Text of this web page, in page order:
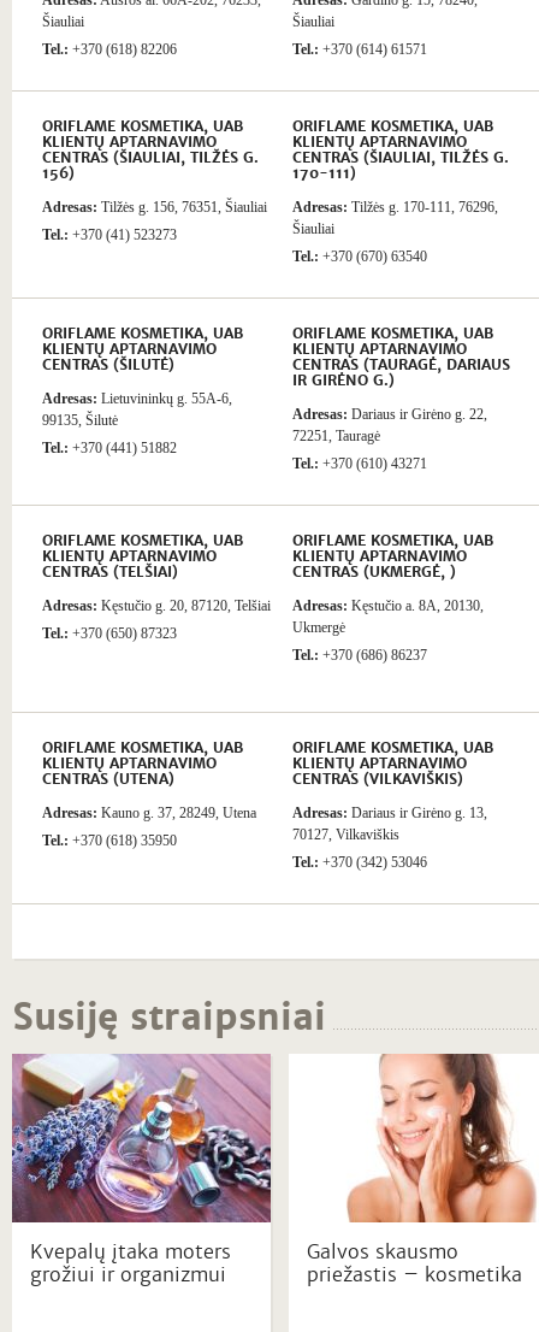
Šiauliai
Tel.: +370 (618) 82206
Šiauliai
Tel.: +370 (614) 61571
ORIFLAME KOSMETIKA, UAB
KLIENTŲ APTARNAVIMO
CENTRAS (ŠIAULIAI, TILŽĖS G.
156)
Adresas: Tilžės g. 156, 76351, Šiauliai
Tel.: +370 (41) 523273
ORIFLAME KOSMETIKA, UAB
KLIENTŲ APTARNAVIMO
CENTRAS (ŠIAULIAI, TILŽĖS G.
170-111)
Adresas: Tilžės g. 170-111, 76296,
Šiauliai
Tel.: +370 (670) 63540
ORIFLAME KOSMETIKA, UAB
KLIENTŲ APTARNAVIMO
CENTRAS (ŠILUTĖ)
Adresas: Lietuvininkų g. 55A-6,
99135, Šilutė
Tel.: +370 (441) 51882
ORIFLAME KOSMETIKA, UAB
KLIENTŲ APTARNAVIMO
CENTRAS (TAURAGĖ, DARIAUS
IR GIRĖNO G.)
Adresas: Dariaus ir Girėno g. 22,
72251, Tauragė
Tel.: +370 (610) 43271
ORIFLAME KOSMETIKA, UAB
KLIENTŲ APTARNAVIMO
CENTRAS (TELŠIAI)
Adresas: Kęstučio g. 20, 87120, Telšiai
Tel.: +370 (650) 87323
ORIFLAME KOSMETIKA, UAB
KLIENTŲ APTARNAVIMO
CENTRAS (UKMERGĖ, )
Adresas: Kęstučio a. 8A, 20130,
Ukmergė
Tel.: +370 (686) 86237
ORIFLAME KOSMETIKA, UAB
KLIENTŲ APTARNAVIMO
CENTRAS (UTENA)
Adresas: Kauno g. 37, 28249, Utena
Tel.: +370 (618) 35950
ORIFLAME KOSMETIKA, UAB
KLIENTŲ APTARNAVIMO
CENTRAS (VILKAVIŠKIS)
Adresas: Dariaus ir Girėno g. 13,
70127, Vilkaviškis
Tel.: +370 (342) 53046
Susiję straipsniai
Kvepalų įtaka moters
grožiui ir organizmui
Galvos skausmo
priežastis – kosmetika